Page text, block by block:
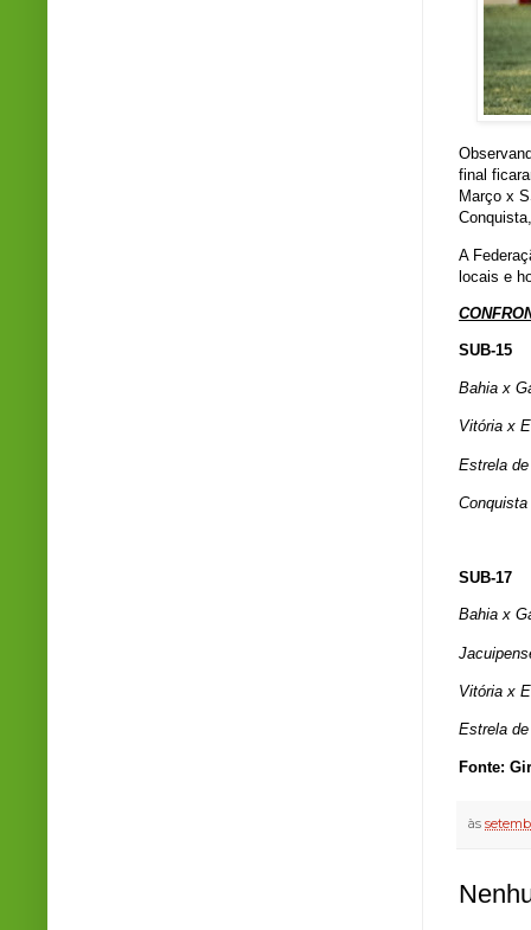
final
Março x
A
locais e
SUB-15
Bahia x
Vitória x
Estrela
SUB-17
Bahia x
Vitória x
Estrela
Fonte:
às